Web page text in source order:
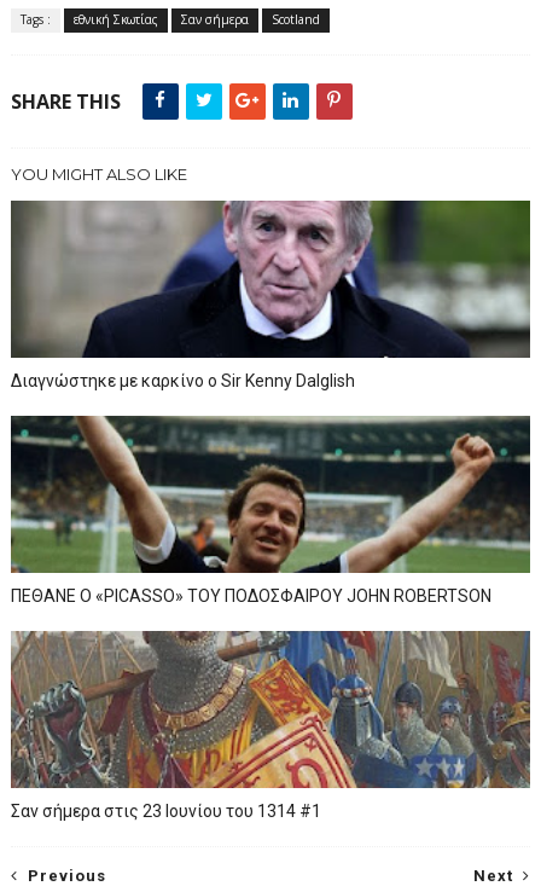
Tags : εθνική Σκωτίας Σαν σήμερα Scotland
SHARE THIS
YOU MIGHT ALSO LIKE
Διαγνώστηκε με καρκίνο ο Sir Kenny Dalglish
ΠΕΘΑΝΕ Ο «PICASSO» TOY ΠΟΔΟΣΦΑΙΡΟΥ JOHN ROBERTSON
Σαν σήμερα στις 23 Ιουνίου του 1314 #1
Next
Previous